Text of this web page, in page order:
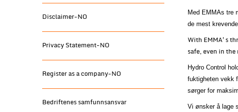
Disclaimer-NO
Privacy Statement-NO
Register as a company-NO
Bedriftenes samfunnsansvar
Med EMMAs tre
de mest
With EMMA's
safe, even in
Hydro Control
fuktigheten vekk
sørger for
Vi ønsker å lage